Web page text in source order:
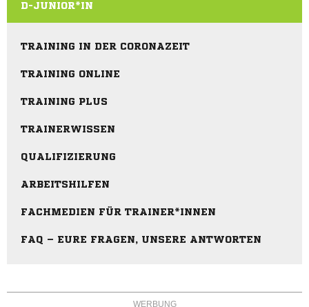
D-JUNIOR*IN
TRAINING IN DER CORONAZEIT
TRAINING ONLINE
TRAINING PLUS
TRAINERWISSEN
QUALIFIZIERUNG
ARBEITSHILFEN
FACHMEDIEN FÜR TRAINER*INNEN
FAQ – EURE FRAGEN, UNSERE ANTWORTEN